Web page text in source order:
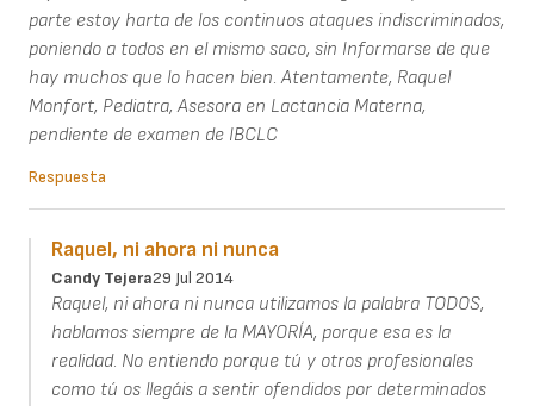
parte estoy harta de los continuos ataques indiscriminados,
poniendo a todos en el mismo saco, sin Informarse de que
hay muchos que lo hacen bien. Atentamente, Raquel
Monfort, Pediatra, Asesora en Lactancia Materna,
pendiente de examen de IBCLC
Respuesta
Raquel, ni ahora ni nunca
Candy Tejera29 Jul 2014
Raquel, ni ahora ni nunca utilizamos la palabra TODOS,
hablamos siempre de la MAYORÍA, porque esa es la
realidad. No entiendo porque tú y otros profesionales
como tú os llegáis a sentir ofendidos por determinados